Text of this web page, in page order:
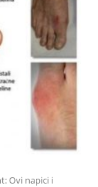
Ovi napici i